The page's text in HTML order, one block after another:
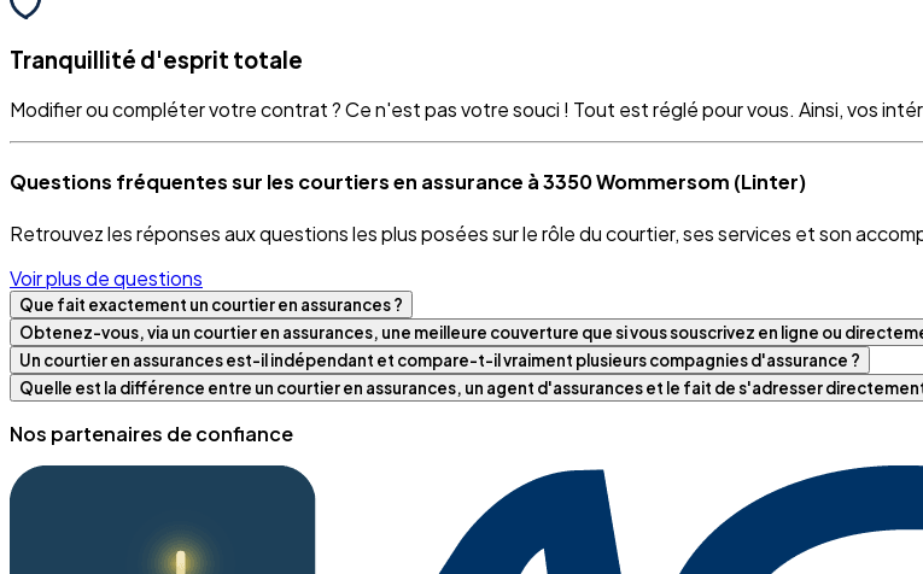
Tranquillité d'esprit totale
Modifier ou compléter votre contrat ? Ce n'est pas votre souci ! Tout est réglé pour vous. Ainsi, vos
Questions fréquentes sur les courtiers en assurance à 3350 Wommersom (Linter)
Retrouvez les réponses aux questions les plus posées sur le rôle du courtier, ses services et son
Voir plus de questions
Que fait exactement un courtier en assurances ?
Obtenez-vous, via un courtier en assurances, une meilleure couverture que si vous souscrivez en ligne ou
Un courtier en assurances est-il indépendant et compare-t-il vraiment plusieurs compagnies d'assurance ?
Quelle est la différence entre un courtier en assurances, un agent d'assurances et le fait de s'adresser
Nos partenaires de confiance